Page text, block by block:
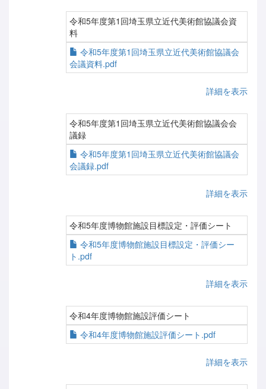
令和5年度第1回埼玉県立近代美術館協議会資
料
令和5年度第1回埼玉県立近代美術館協議会
会議資料.pdf
詳細を表示
令和5年度第1回埼玉県立近代美術館協議会会
議録
令和5年度第1回埼玉県立近代美術館協議会
会議録.pdf
詳細を表示
令和5年度博物館施設目標設定・評価シート
令和5年度博物館施設目標設定・評価シー
ト.pdf
詳細を表示
令和4年度博物館施設評価シート
令和4年度博物館施設評価シート.pdf
詳細を表示